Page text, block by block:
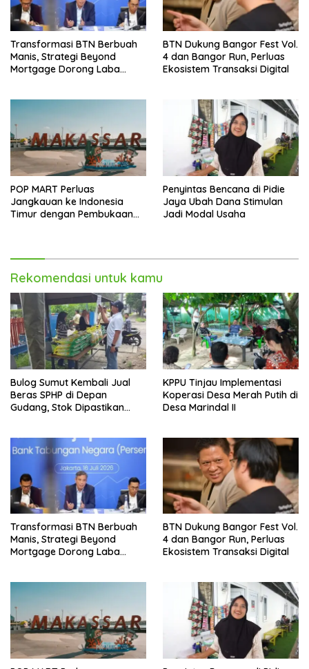
Transformasi BTN Berbuah
Manis, Strategi Beyond
Mortgage Dorong Laba
BTN Dukung Bangor Fest Vol.
4 dan Bangor Run, Perluas
Ekosistem Transaksi Digital
POP MART Perluas
Jangkauan ke Indonesia
Timur dengan Pembukaan
Penyintas Bencana di Pidie
Jaya Ubah Dana Stimulan
Jadi Modal Usaha
Rekomendasi untuk kamu
Bulog Sumut Kembali Jual
Beras SPHP di Depan
Gudang, Stok Dipastikan
KPPU Tinjau Implementasi
Koperasi Desa Merah Putih di
Desa Marindal II
Transformasi BTN Berbuah
Manis, Strategi Beyond
Mortgage Dorong Laba
BTN Dukung Bangor Fest Vol.
4 dan Bangor Run, Perluas
Ekosistem Transaksi Digital